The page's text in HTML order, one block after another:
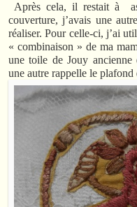
Après cela, il restait à
couverture, j’avais une
réaliser. Pour celle-ci, j’ai
« combinaison » de ma
une toile de Jouy
une autre rappelle le